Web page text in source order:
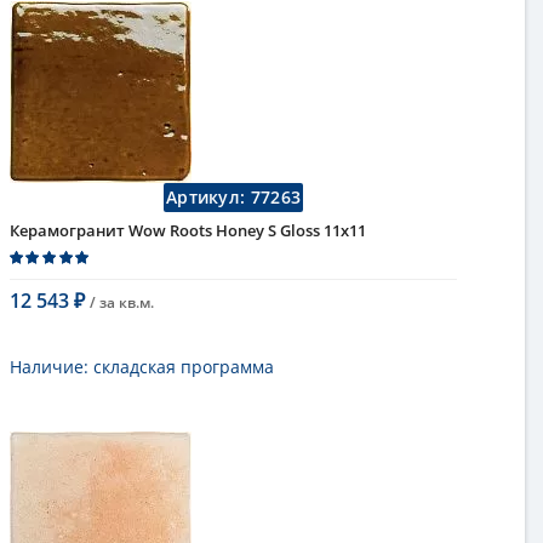
плитка, плитка для фасада
Длина
11 см
Высота
11 см
Рисунок
моноколор
Цвет
однотонный
Страна
Испания
Поверхность
глянцевая
RootsАртикул: 77263
Керамогранит Wow Roots Honey S Gloss 11x11
12 543 ₽ / за кв.м.
В корзину
Наличие: складская программа
напольная плитка, универсальная
плитка, плитка для фасада
Длина
11 см
Высота
11 см
Рисунок
моноколор